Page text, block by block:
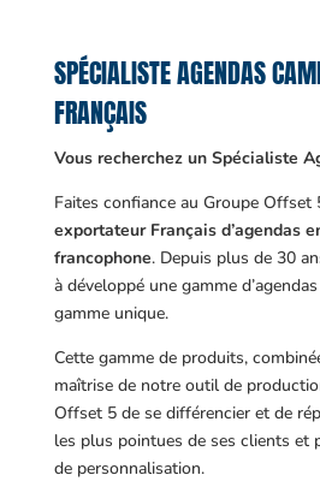
SPÉCIALISTE AGENDAS
FRANÇAIS
Vous recherchez un Spécialiste
Faites confiance au Groupe Offset
exportateur Français d’agendas
francophone. Depuis plus de 30
à développé une gamme
gamme unique.
Cette gamme de produits,
maîtrise de notre outil de
Offset 5 de se différencier et de
les plus pointues de ses clients et
de personnalisation.